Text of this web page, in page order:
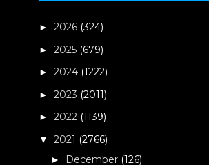
►2026 (324)
►2025 (679)
►2024 (1222)
►2023 (2011)
►2022 (1139)
▼2021 (2766)
► December (126)